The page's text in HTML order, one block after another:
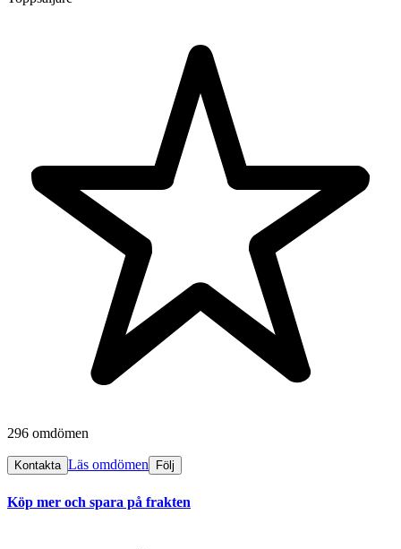
296 omdömen
Kontakta Läs omdömen Följ
Köp mer och spara på frakten